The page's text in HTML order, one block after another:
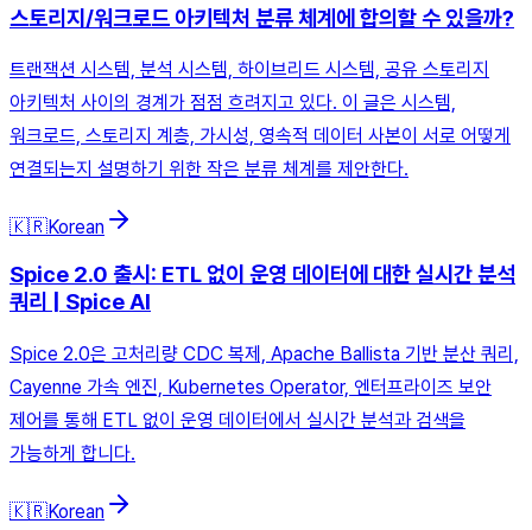
스토리지/워크로드 아키텍처 분류 체계에 합의할 수 있을까?
트랜잭션 시스템, 분석 시스템, 하이브리드 시스템, 공유 스토리지
아키텍처 사이의 경계가 점점 흐려지고 있다. 이 글은 시스템,
워크로드, 스토리지 계층, 가시성, 영속적 데이터 사본이 서로 어떻게
연결되는지 설명하기 위한 작은 분류 체계를 제안한다.
🇰🇷Korean
Spice 2.0 출시: ETL 없이 운영 데이터에 대한 실시간 분석
쿼리 | Spice AI
Spice 2.0은 고처리량 CDC 복제, Apache Ballista 기반 분산 쿼리,
Cayenne 가속 엔진, Kubernetes Operator, 엔터프라이즈 보안
제어를 통해 ETL 없이 운영 데이터에서 실시간 분석과 검색을
가능하게 합니다.
🇰🇷Korean